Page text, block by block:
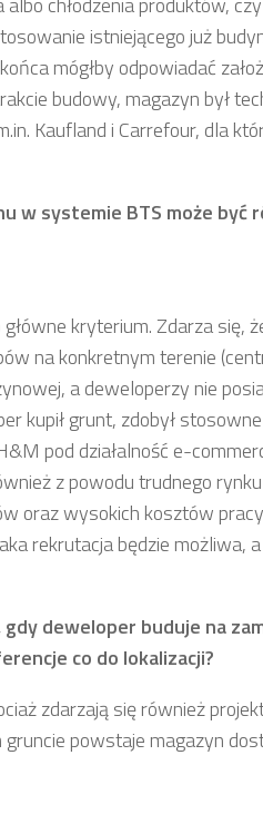
istniejącego już
mógłby odpowiadać
budowy, magazyn był
Kaufland i Carrefour, dla
w systemie BTS może być
kryterium. Zdarza się,
na konkretnym terenie
a deweloperzy nie
kupił grunt, zdobył
pod działalność e-
z powodu trudnego
oraz wysokich kosztów
rekrutacja będzie możliwa,
deweloper buduje na
co do lokalizacji?
zdarzają się również
powstaje magazyn